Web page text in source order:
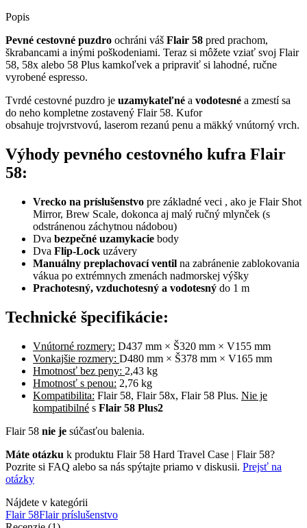
Popis
Pevné cestovné puzdro ochráni váš Flair 58 pred prachom,
škrabancami a inými poškodeniami. Teraz si môžete vziať svoj Flair
58, 58x alebo 58 Plus kamkoľvek a pripraviť si lahodné, ručne
vyrobené espresso.
Tvrdé cestovné puzdro je uzamykateľné a vodotesné a zmestí sa
do neho kompletne zostavený Flair 58. Kufor
obsahuje trojvrstvovú, laserom rezanú penu a mäkký vnútorný vrch.
Výhody pevného cestovného kufra Flair
58:
Vrecko na príslušenstvo pre základné veci , ako je Flair Shot
Mirror, Brew Scale, dokonca aj malý ručný mlynček (s
odstránenou záchytnou nádobou)
Dva bezpečné uzamykacie body
Dva Flip-Lock uzávery
Manuálny preplachovací ventil na zabránenie zablokovania
vákua po extrémnych zmenách nadmorskej výšky
Prachotesný, vzduchotesný a vodotesný do 1 m
Technické špecifikácie:
Vnútorné rozmery: D437 mm × Š320 mm × V155 mm
Vonkajšie rozmery: D480 mm × Š378 mm × V165 mm
Hmotnosť bez peny: 2,43 kg
Hmotnosť s penou: 2,76 kg
Kompatibilita: Flair 58, Flair 58x, Flair 58 Plus. Nie je
kompatibilné s Flair 58 Plus2
Flair 58 nie je súčasťou balenia.
Máte otázku k produktu Flair 58 Hard Travel Case | Flair 58?
Pozrite si FAQ alebo sa nás spýtajte priamo v diskusii. Prejsť na
otázky
Nájdete v kategórii
Flair 58Flair príslušenstvo